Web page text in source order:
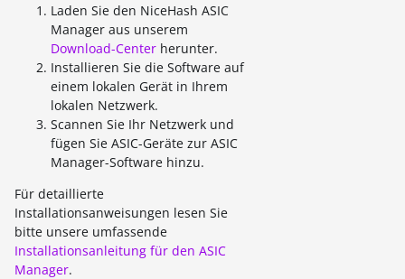
Laden Sie den NiceHash ASIC
Manager aus unserem
Download-Center herunter.
Installieren Sie die Software auf
einem lokalen Gerät in Ihrem
lokalen Netzwerk.
Scannen Sie Ihr Netzwerk und
fügen Sie ASIC-Geräte zur ASIC
Manager-Software hinzu.
Für detaillierte
Installationsanweisungen lesen Sie
bitte unsere umfassende
Installationsanleitung für den ASIC
Manager.